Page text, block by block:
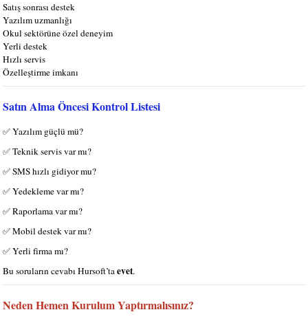
Satış sonrası destek
Yazılım uzmanlığı
Okul sektörüne özel deneyim
Yerli destek
Hızlı servis
Özelleştirme imkanı
Satın Alma Öncesi Kontrol Listesi
✅ Yazılım güçlü mü?
✅ Teknik servis var mı?
✅ SMS hızlı gidiyor mu?
✅ Yedekleme var mı?
✅ Raporlama var mı?
✅ Mobil destek var mı?
✅ Yerli firma mı?
Bu soruların cevabı Hursoft’taevet.
Neden Hemen Kurulum Yaptırmalısınız?